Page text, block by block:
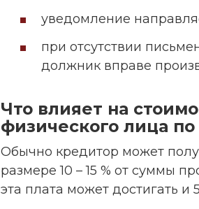
уведомление
при отсутствии
должник вправе
Что влияет на
физического лица
Обычно кредитор может
размере 10 – 15 % от суммы
эта плата может достигать и